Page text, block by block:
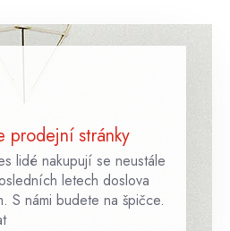
prodejní stránky
lidé nakupují se neustále
letech doslova
S námi budete na špičce.